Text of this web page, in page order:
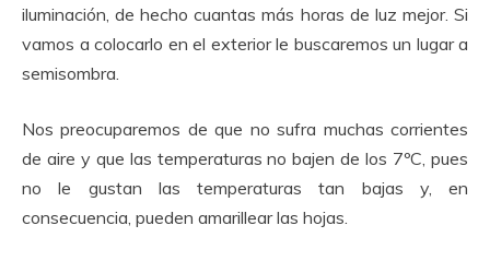
iluminación, de hecho cuantas más horas de luz mejor. Si
vamos a colocarlo en el exterior le buscaremos un lugar a
semisombra.
Nos preocuparemos de que no sufra muchas corrientes
de aire y que las temperaturas no bajen de los 7ºC, pues
no le gustan las temperaturas tan bajas y, en
consecuencia, pueden amarillear las hojas.